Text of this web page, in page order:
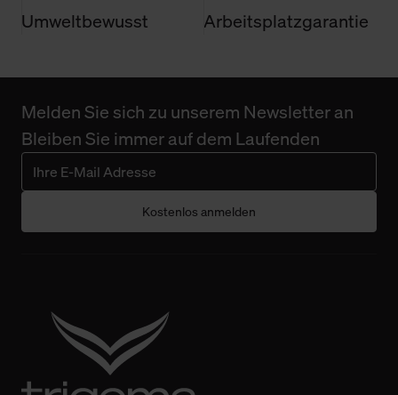
Umweltbewusst Arbeitsplatzgarantie
Melden Sie sich zu unserem Newsletter an
Bleiben Sie immer auf dem Laufenden
Kostenlos anmelden